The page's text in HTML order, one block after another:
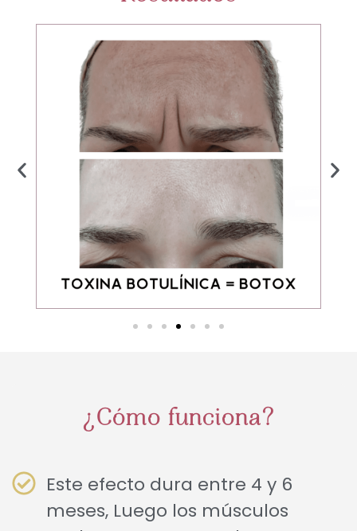
¿Cómo funciona?
Este efecto dura entre 4 y 6
meses, Luego los músculos